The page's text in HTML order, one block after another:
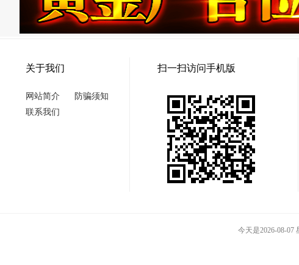
关于我们
网站简介
防骗须知
联系我们
扫一扫访问手机版
今天是2026-08-07